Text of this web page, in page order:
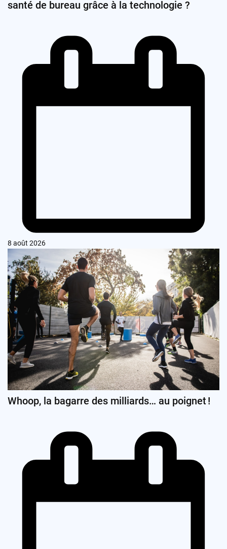
santé de bureau grâce à la technologie ?
8 août 2026
Whoop, la bagarre des milliards… au poignet !